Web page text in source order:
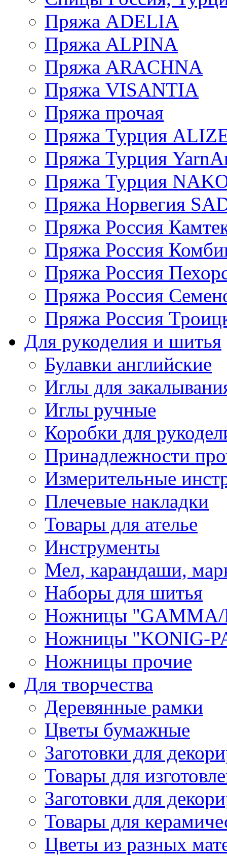
Пряжа ADELIA
Пряжа ALPINA
Пряжа ARACHNA
Пряжа VISANTIA
Пряжа прочая
Пряжа Турция
Пряжа Турция
Пряжа Турция
Пряжа Норвегия
Пряжа Россия
Пряжа Россия
Пряжа Россия
Пряжа Россия
Пряжа Россия
Для рукоделия и шитья
Булавки английские
Иглы для
Иглы ручные
Коробки для
Принадлежности
Измерительные
Плечевые накладки
Товары для ателье
Инструменты
Мел, карандаши,
Наборы для шитья
Ножницы "GAMMA/
Ножницы "KONIG-
Ножницы прочие
Для творчества
Деревянные рамки
Цветы бумажные
Заготовки для
Товары для
Заготовки для
Товары для
Цветы из разных